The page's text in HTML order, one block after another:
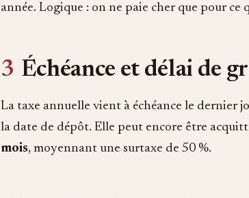
année. Logique : on ne paie cher que pour ce
3 Échéance et délai de
La taxe annuelle vient à échéance le dernier
la date de dépôt. Elle peut encore être
mois, moyennant une surtaxe de 50 %.